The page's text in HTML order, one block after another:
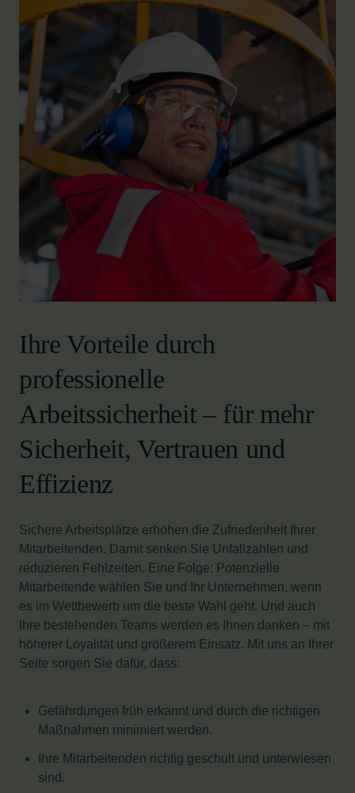
Ihre Vorteile durch
professionelle
Arbeitssicherheit – für mehr
Sicherheit, Vertrauen und
Effizienz
Sichere Arbeitsplätze erhöhen die Zufriedenheit Ihrer
Mitarbeitenden. Damit senken Sie Unfallzahlen und
reduzieren Fehlzeiten. Eine Folge: Potenzielle
Mitarbeitende wählen Sie und Ihr Unternehmen, wenn
es im Wettbewerb um die beste Wahl geht. Und auch
Ihre bestehenden Teams werden es Ihnen danken – mit
höherer Loyalität und größerem Einsatz. Mit uns an Ihrer
Seite sorgen Sie dafür, dass:
Gefährdungen früh erkannt und durch die richtigen
Maßnahmen minimiert werden.
Ihre Mitarbeitenden richtig geschult und unterwiesen
sind.